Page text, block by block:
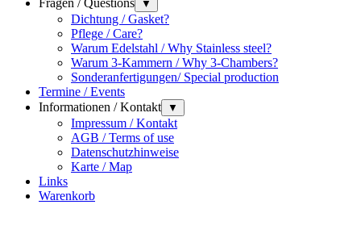
▼
Dichtung / Gasket?
Pflege / Care?
Warum Edelstahl / Why Stainless steel?
Warum 3-Kammern / Why 3-Chambers?
Sonderanfertigungen/ Special production
Termine / Events
Informationen / Kontakt
▼
Impressum / Kontakt
AGB / Terms of use
Datenschutzhinweise
Karte / Map
Links
Warenkorb